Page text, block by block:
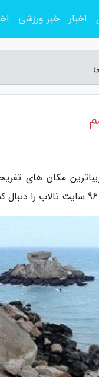
مکان های
اخبار خبر ورزشی